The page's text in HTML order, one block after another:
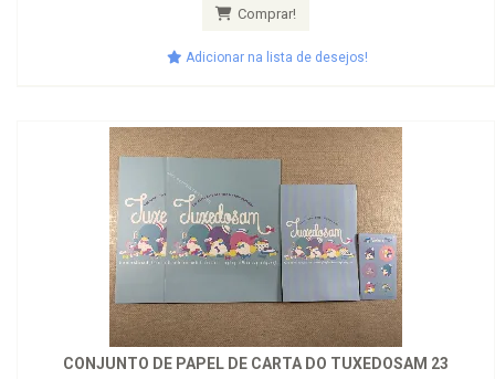
Comprar!
Adicionar na lista de desejos!
CONJUNTO DE PAPEL DE CARTA DO TUXEDOSAM 23